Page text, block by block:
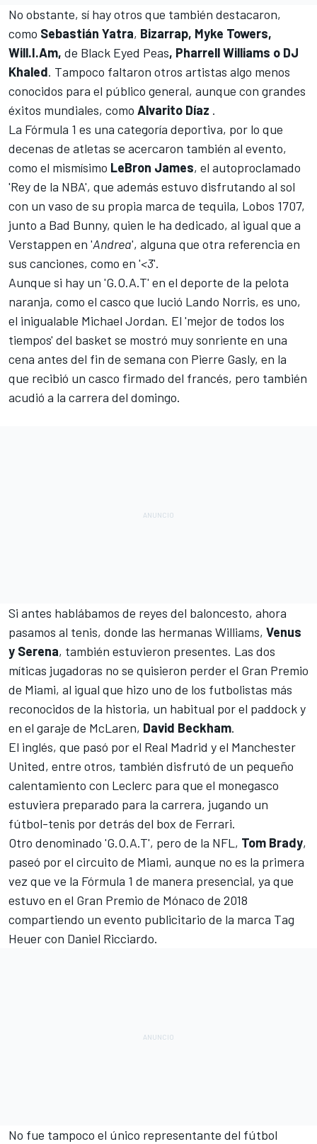
No obstante, sí hay otros que también destacaron,
como Sebastián Yatra, Bizarrap, Myke Towers,
Will.I.Am, de Black Eyed Peas, Pharrell Williams o DJ
Khaled. Tampoco faltaron otros artistas algo menos
conocidos para el público general, aunque con grandes
éxitos mundiales, como Alvarito Díaz .
La Fórmula 1 es una categoría deportiva, por lo que
decenas de atletas se acercaron también al evento,
como el mismísimo LeBron James, el autoproclamado
'Rey de la NBA', que además estuvo disfrutando al sol
con un vaso de su propia marca de tequila, Lobos 1707,
junto a Bad Bunny, quien le ha dedicado, al igual que a
Verstappen en 'Andrea', alguna que otra referencia en
sus canciones, como en '<3'.
Aunque si hay un 'G.O.A.T' en el deporte de la pelota
naranja, como el casco que lució Lando Norris, es uno,
el inigualable Michael Jordan. El 'mejor de todos los
tiempos' del basket se mostró muy sonriente en una
cena antes del fin de semana con Pierre Gasly, en la
que recibió un casco firmado del francés, pero también
acudió a la carrera del domingo.
Si antes hablábamos de reyes del baloncesto, ahora
pasamos al tenis, donde las hermanas Williams, Venus
y Serena, también estuvieron presentes. Las dos
míticas jugadoras no se quisieron perder el Gran Premio
de Miami, al igual que hizo uno de los futbolistas más
reconocidos de la historia, un habitual por el paddock y
en el garaje de McLaren, David Beckham.
El inglés, que pasó por el Real Madrid y el Manchester
United, entre otros, también disfrutó de un pequeño
calentamiento con Leclerc para que el monegasco
estuviera preparado para la carrera, jugando un
fútbol-tenis por detrás del box de Ferrari.
Otro denominado 'G.O.A.T', pero de la NFL, Tom Brady,
paseó por el circuito de Miami, aunque no es la primera
vez que ve la Fórmula 1 de manera presencial, ya que
estuvo en el Gran Premio de Mónaco de 2018
compartiendo un evento publicitario de la marca Tag
Heuer con Daniel Ricciardo.
No fue tampoco el único representante del fútbol